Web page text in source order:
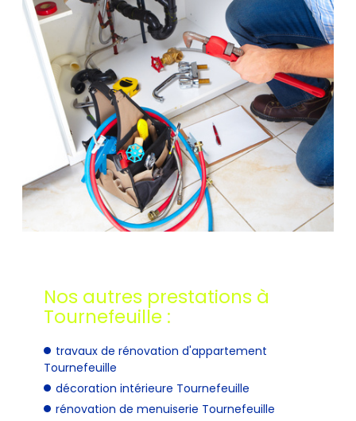
Nos autres prestations à
Tournefeuille :
travaux de rénovation d'appartement
Tournefeuille
décoration intérieure Tournefeuille
rénovation de menuiserie Tournefeuille